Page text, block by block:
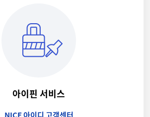
아이핀 서비스
NICE 아이디 고객센터